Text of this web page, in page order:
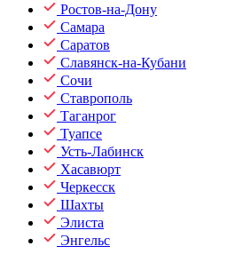
Ростов-на-Дону
Самара
Саратов
Славянск-на-Кубани
Сочи
Ставрополь
Таганрог
Туапсе
Усть-Лабинск
Хасавюрт
Черкесск
Шахты
Элиста
Энгельс